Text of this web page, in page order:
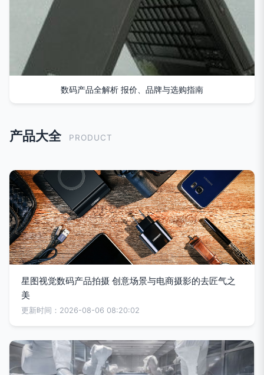
数码产品全解析 报价、品牌与选购指南
产品大全 PRODUCT
星图视觉数码产品拍摄 创意场景与电商摄影的去匠气之
美
更新时间：2026-08-06 08:20:02